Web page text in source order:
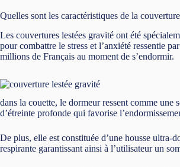
Quelles sont les caractéristiques de la
Les couvertures lestées gravité ont été
pour combattre le stress et l’anxiété ressentie
millions de Français au moment de s’endormir.
dans la couette, le dormeur ressent comme une
d’étreinte profonde qui favorise
De plus, elle est constituée d’une housse ultra-
respirante garantissant ainsi à l’utilisateur un